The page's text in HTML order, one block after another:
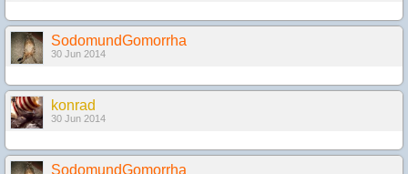
SodomundGomorrha
30 Jun 2014
konrad
30 Jun 2014
SodomundGomorrha